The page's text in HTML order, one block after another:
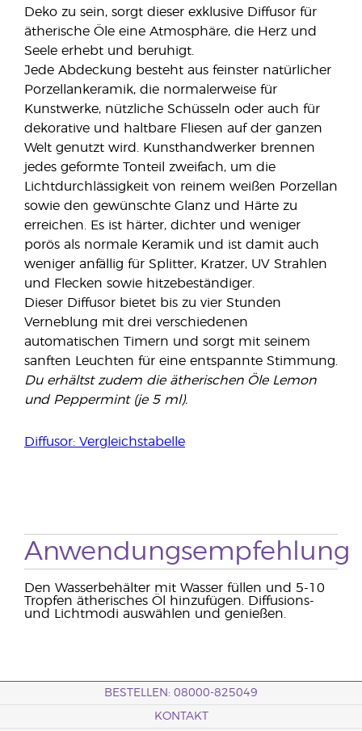
Deko zu sein, sorgt dieser exklusive Diffusor für
ätherische Öle eine Atmosphäre, die Herz und
Seele erhebt und beruhigt.
Jede Abdeckung besteht aus feinster natürlicher
Porzellankeramik, die normalerweise für
Kunstwerke, nützliche Schüsseln oder auch für
dekorative und haltbare Fliesen auf der ganzen
Welt genutzt wird. Kunsthandwerker brennen
jedes geformte Tonteil zweifach, um die
Lichtdurchlässigkeit von reinem weißen Porzellan
sowie den gewünschte Glanz und Härte zu
erreichen. Es ist härter, dichter und weniger
porös als normale Keramik und ist damit auch
weniger anfällig für Splitter, Kratzer, UV Strahlen
und Flecken sowie hitzebeständiger.
Dieser Diffusor bietet bis zu vier Stunden
Verneblung mit drei verschiedenen
automatischen Timern und sorgt mit seinem
sanften Leuchten für eine entspannte Stimmung.
Du erhältst zudem die ätherischen Öle Lemon
und Peppermint (je 5 ml).
Diffusor: Vergleichstabelle
Anwendungsempfehlung
Den Wasserbehälter mit Wasser füllen und 5-10
Tropfen ätherisches Öl hinzufügen. Diffusions-
und Lichtmodi auswählen und genießen.
BESTELLEN: 08000-825049
KONTAKT